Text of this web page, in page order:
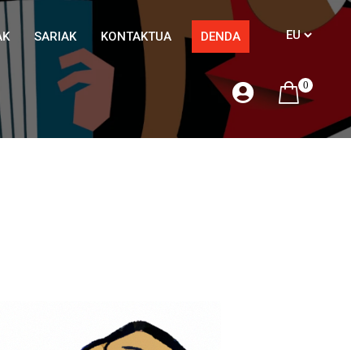
SARIAK KONTAKTUA DENDA
0